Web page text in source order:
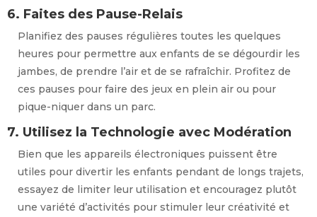
6. Faites des Pause-Relais
Planifiez des pauses régulières toutes les quelques
heures pour permettre aux enfants de se dégourdir les
jambes, de prendre l’air et de se rafraîchir. Profitez de
ces pauses pour faire des jeux en plein air ou pour
pique-niquer dans un parc.
7. Utilisez la Technologie avec Modération
Bien que les appareils électroniques puissent être
utiles pour divertir les enfants pendant de longs trajets,
essayez de limiter leur utilisation et encouragez plutôt
une variété d’activités pour stimuler leur créativité et